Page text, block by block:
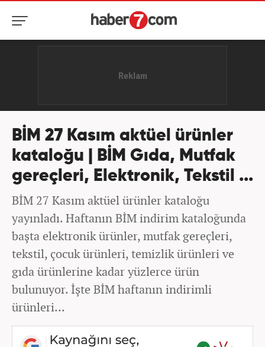
BİM 27 Kasım aktüel ürünler
kataloğu | BİM Gıda, Mutfak
gereçleri, Elektronik, Tekstil ...
BİM 27 Kasım aktüel ürünler kataloğu
yayınladı. Haftanın BİM indirim kataloğunda
başta elektronik ürünler, mutfak gereçleri,
tekstil, çocuk ürünleri, temizlik ürünleri ve
gıda ürünlerine kadar yüzlerce ürün
bulunuyor. İşte BİM haftanın indirimli
ürünleri...